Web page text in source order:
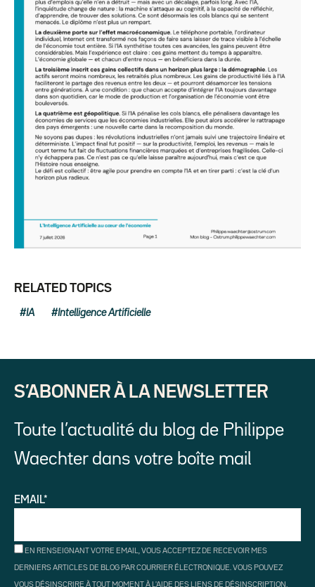
RELATED TOPICS
IA Intelligence Artificielle
S’ABONNER À LA NEWSLETTER
Toute l’actualité du blog de Philippe
Waechter dans votre boîte mail
EMAIL*
EN RENSEIGNANT VOTRE EMAIL, VOUS ACCEPTEZ DE RECEVOIR MES
DERNIERS ARTICLES DE BLOG PAR COURRIER ÉLECTRONIQUE. VOUS POUVEZ
VOUS DÉSINSCRIRE À TOUT MOMENT À L'AIDE DES LIENS DE DÉSINSCRIPTION.